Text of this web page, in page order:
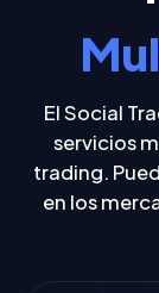
El Social
servicios
trading.
en los